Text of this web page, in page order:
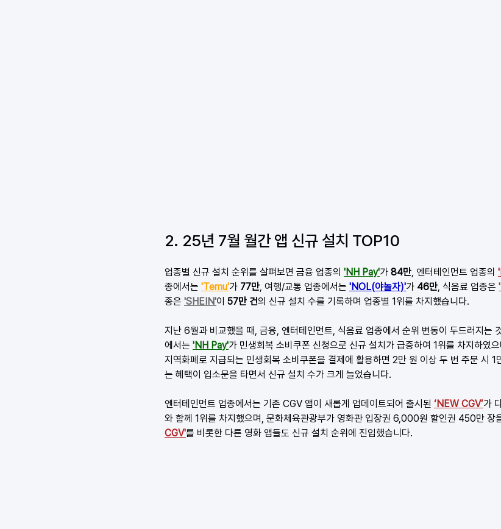
2. 25년 7월 월간 앱 신규 설치 TOP10
업종별 신규 설치 순위를 살펴보면 금융 업종의 'NH Pay'가 84만, 엔터테인먼트 업종의
종에서는 'Temu'가 77만, 여행/교통 업종에서는 'NOL(야놀자)'가 46만, 식음료 업종은
종은 'SHEIN'이 57만 건의 신규 설치 수를 기록하며 업종별 1위를 차지했습니다.
지난 6월과 비교했을 때, 금융, 엔터테인먼트, 식음료 업종에서 순위 변동이 두드러지는
에서는 'NH Pay'가 민생회복 소비쿠폰 신청으로 신규 설치가 급증하여 1위를 차지하였
지역화폐로 지급되는 민생회복 소비쿠폰을 결제에 활용하면 2만 원 이상 두 번 주문 시 1
는 혜택이 입소문을 타면서 신규 설치 수가 크게 늘었습니다.
엔터테인먼트 업종에서는 기존 CGV 앱이 새롭게 업데이트되어 출시된 ‘NEW CGV’가
와 함께 1위를 차지했으며, 문화체육관광부가 영화관 입장권 6,000원 할인권 450만 장
CGV'를 비롯한 다른 영화 앱들도 신규 설치 순위에 진입했습니다.